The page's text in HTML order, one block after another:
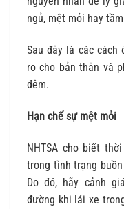
ngủ, mệt mỏi hay
Sau đây là các
ro cho bản thân và
đêm.
Hạn chế sự mệt mỏi
NHTSA cho biết
trong tình trạng
Do đó, hãy cảnh
đường khi lái xe